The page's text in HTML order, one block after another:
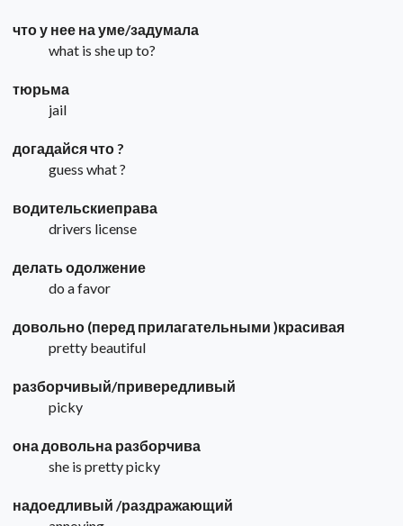
что у нее на уме/задумала
what is she up to?
тюрьма
jail
догадайся что ?
guess what ?
водительскиеправа
drivers license
делать одолжение
do a favor
довольно (перед прилагательными )красивая
pretty beautiful
разборчивый/привередливый
picky
она довольна разборчива
she is pretty picky
надоедливый /раздражающий